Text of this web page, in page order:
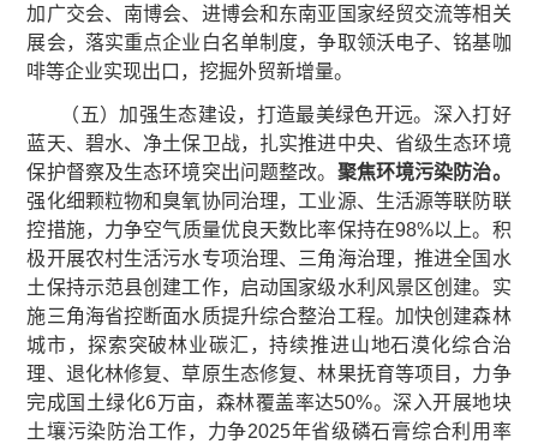
加广交会、南博会、进博会和东南亚国家经贸交流等相关
展会，落实重点企业白名单制度，争取领沃电子、铭基咖
啡等企业实现出口，挖掘外贸新增量。
（五）加强生态建设，打造最美绿色开远。深入打好
蓝天、碧水、净土保卫战，扎实推进中央、省级生态环境
保护督察及生态环境突出问题整改。 聚焦环境污染防治。
强化细颗粒物和臭氧协同治理，工业源、生活源等联防联
控措施，力争空气质量优良天数比率保持在98%以上。积
极开展农村生活污水专项治理、三角海治理，推进全国水
土保持示范县创建工作，启动国家级水利风景区创建。实
施三角海省控断面水质提升综合整治工程。加快创建森林
城市，探索突破林业碳汇，持续推进山地石漠化综合治
理、退化林修复、草原生态修复、林果抚育等项目，力争
完成国土绿化6万亩，森林覆盖率达50%。深入开展地块
土壤污染防治工作，力争2025年省级磷石膏综合利用率